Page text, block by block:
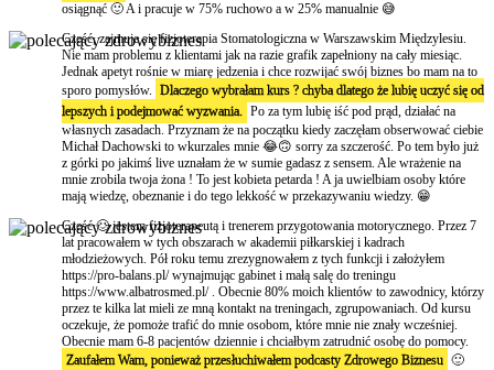
osiągnąć 🙂 A i pracuje w 75% ruchowo a w 25% manualnie 😅
Cześć, zajmuje się fizjoterapia Stomatologiczna w Warszawskim Międzylesiu.
Nie mam problemu z klientami jak na razie grafik zapełniony na cały miesiąc.
Jednak apetyt rośnie w miarę jedzenia i chce rozwijać swój biznes bo mam na to
sporo pomysłów. Dlaczego wybrałam kurs ? chyba dlatego że lubię uczyć się od
lepszych i podejmować wyzwania. Po za tym lubię iść pod prąd, działać na
własnych zasadach. Przyznam że na początku kiedy zaczęłam obserwować ciebie
Michał Dachowski to wkurzales mnie 😂🙃 sorry za szczerość. Po tem było już
z górki po jakimś live uznałam że w sumie gadasz z sensem. Ale wrażenie na
mnie zrobila twoja żona ! To jest kobieta petarda ! A ja uwielbiam osoby które
mają wiedzę, obeznanie i do tego lekkość w przekazywaniu wiedzy. 😁
Cześć 🙂 jestem fizjoterapeutą i trenerem przygotowania motorycznego. Przez 7
lat pracowałem w tych obszarach w akademii piłkarskiej i kadrach
młodzieżowych. Pół roku temu zrezygnowałem z tych funkcji i założyłem
https://pro-balans.pl/ wynajmując gabinet i małą salę do treningu
https://www.albatrosmed.pl/ . Obecnie 80% moich klientów to zawodnicy, którzy
przez te kilka lat mieli ze mną kontakt na treningach, zgrupowaniach. Od kursu
oczekuje, że pomoże trafić do mnie osobom, które mnie nie znały wcześniej.
Obecnie mam 6-8 pacjentów dziennie i chciałbym zatrudnić osobę do pomocy.
Zaufałem Wam, ponieważ przesłuchiwałem podcasty Zdrowego Biznesu 🙂